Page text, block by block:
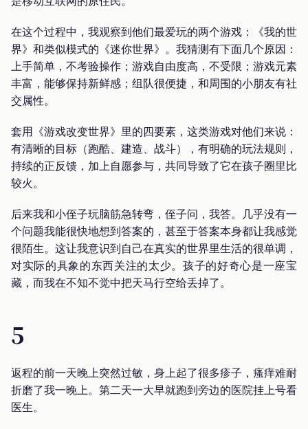
在这个过程中，我观察到他们最爱玩的两个游戏：《我的世
界》和类似模式的《迷你世界》。我猜测有下面几个原因：
上手简单，不考验操作；游戏自由度高，不受限；游戏元素
丰富，能够保持新鲜感；组队很便捷，和周围的小朋友有社
交属性。
套用《游戏改变世界》里的四要素，这类游戏对他们来说：
有清晰的目标（跑酷、建造、战斗），有明确的玩法规则，
持续的正反馈，加上自愿参与，共同导致了它在孩子圈里比
较火。
后来我和小侄子玩脑筋急转弯，侄子问，我答。几乎没有一
个问题我能很快地想到答案的，甚至于答案本身都让我感觉
很陌生。这让我意识到自己在真实的世界里生活的很单调，
对实际的具象的东西关注的太少。孩子的好奇心是一座宝
藏，而我在不知不觉中把天马行空给丢掉了。
5
返程的前一天晚上突然过敏，身上起了很多疹子，瘙痒难耐
折磨了我一晚上。第二天一大早就跑到旁边的医院挂上号看
医生。